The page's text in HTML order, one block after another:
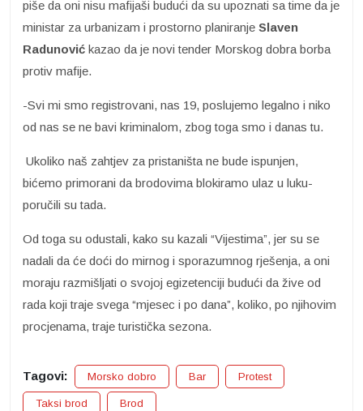
piše da oni nisu mafijaši budući da su upoznati sa time da je
ministar za urbanizam i prostorno planiranje Slaven
Radunović kazao da je novi tender Morskog dobra borba
protiv mafije.
-Svi mi smo registrovani, nas 19, poslujemo legalno i niko
od nas se ne bavi kriminalom, zbog toga smo i danas tu.
Ukoliko naš zahtjev za pristaništa ne bude ispunjen,
bićemo primorani da brodovima blokiramo ulaz u luku-
poručili su tada.
Od toga su odustali, kako su kazali “Vijestima”, jer su se
nadali da će doći do mirnog i sporazumnog rješenja, a oni
moraju razmišljati o svojoj egizetenciji budući da žive od
rada koji traje svega “mjesec i po dana”, koliko, po njihovim
procjenama, traje turistička sezona.
Tagovi: Morsko dobro Bar Protest
Taksi brod Brod